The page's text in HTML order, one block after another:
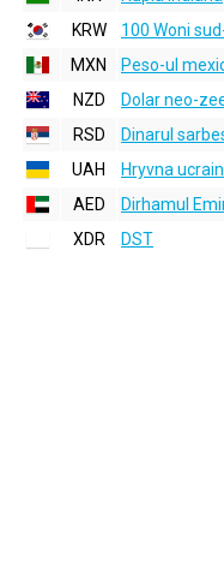
KRW
100 Woni
MXN
Peso-ul
NZD
Dolar neo-
RSD
Dinarul
UAH
Hryvna
AED
Dirhamul
XDR
DST